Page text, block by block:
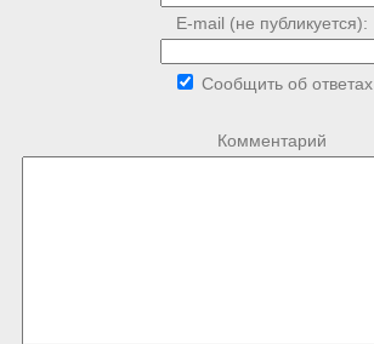
E-mail (не публикуется):
Сообщить об ответах
Комментарий